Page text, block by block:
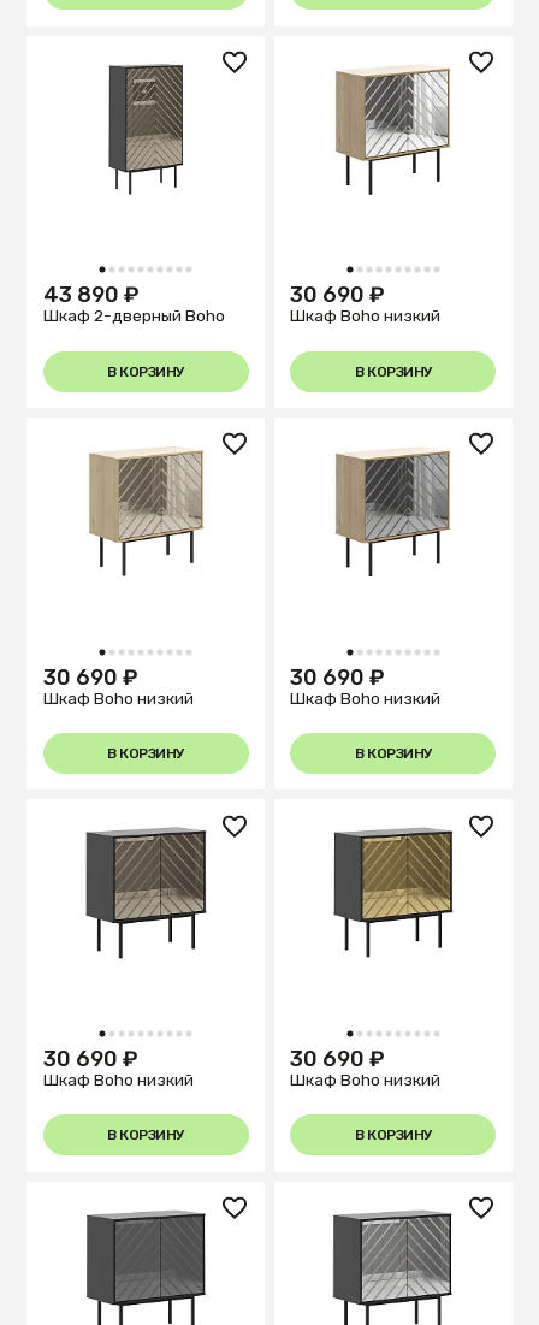
1 2 3 4 5 6 7 8 9 10
43 890 ₽
Шкаф 2-дверный Boho
В КОРЗИНУ
1 2 3 4 5 6 7 8 9 10
30 690 ₽
Шкаф Boho низкий
В КОРЗИНУ
1 2 3 4 5 6 7 8 9 10
30 690 ₽
Шкаф Boho низкий
В КОРЗИНУ
1 2 3 4 5 6 7 8 9 10
30 690 ₽
Шкаф Boho низкий
В КОРЗИНУ
1 2 3 4 5 6 7 8 9 10
30 690 ₽
Шкаф Boho низкий
В КОРЗИНУ
1 2 3 4 5 6 7 8 9 10
30 690 ₽
Шкаф Boho низкий
В КОРЗИНУ